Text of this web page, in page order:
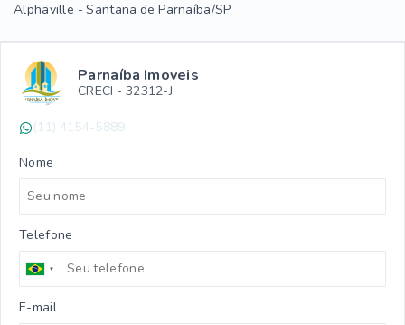
Alphaville - Santana de Parnaíba/SP
Parnaíba Imoveis
CRECI - 32312-J
(11) 4154-5889
Nome
Telefone
E-mail